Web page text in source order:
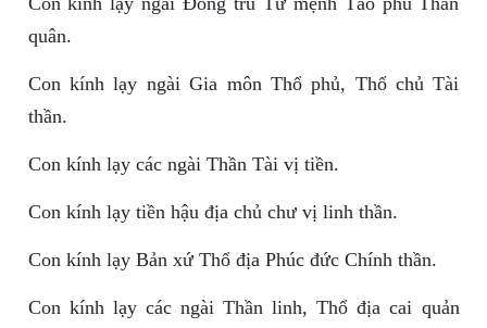
quân.
Con kính lạy ngài Gia môn Thổ phủ, Thổ chủ Tài
thần.
Con kính lạy các ngài Thần Tài vị tiền.
Con kính lạy tiền hậu địa chủ chư vị linh thần.
Con kính lạy Bản xứ Thổ địa Phúc đức Chính thần.
Con kính lạy các ngài Thần linh, Thổ địa cai quản